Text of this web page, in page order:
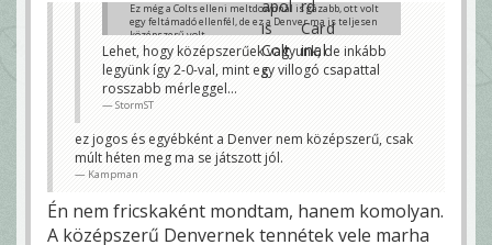
Ez még a Colts elleni meltdownnál is gázabb, ott volt
egy feltámadó ellenfél, de ez a Denver ma is teljesen
középszerű volt.
Kampman
Lehet, hogy középszerűek vagyunk, de inkább
legyünk így 2-0-val, mint egy villogó csapattal
rosszabb mérleggel...
StormST
ez jogos és egyébként a Denver nem középszerű, csak
múlt héten meg ma se játszott jól.
Kampman
Én nem fricskaként mondtam, hanem komolyan.
A középszerű Denvernek tennétek vele marha